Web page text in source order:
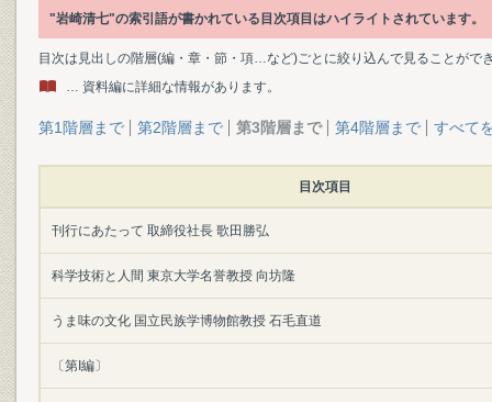
"岩崎清七"の索引語が書かれている目次項目はハイライトされています。
目次は見出しの階層(編・章・節・項…など)ごとに絞り込んで見ることがで
… 資料編に詳細な情報があります。
第1階層まで 第2階層まで 第3階層まで 第4階層まで すべて
目次項目
刊行にあたって 取締役社長 歌田勝弘
科学技術と人間 東京大学名誉教授 向坊隆
うま味の文化 国立民族学博物館教授 石毛直道
〔第I編〕